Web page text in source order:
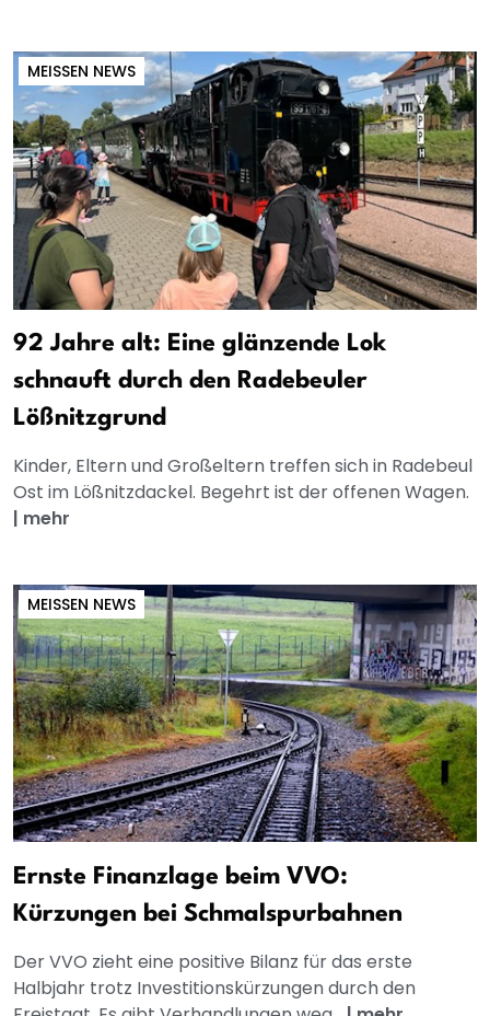
MEISSEN NEWS
92 Jahre alt: Eine glänzende Lok
schnauft durch den Radebeuler
Lößnitzgrund
Kinder, Eltern und Großeltern treffen sich in Radebeul
Ost im Lößnitzdackel. Begehrt ist der offenen Wagen.
| mehr
MEISSEN NEWS
Ernste Finanzlage beim VVO:
Kürzungen bei Schmalspurbahnen
Der VVO zieht eine positive Bilanz für das erste
Halbjahr trotz Investitionskürzungen durch den